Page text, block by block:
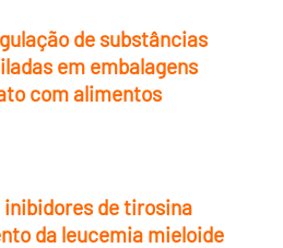
de substâncias
em embalagens
com alimentos
inibidores de tirosina
da leucemia mieloide